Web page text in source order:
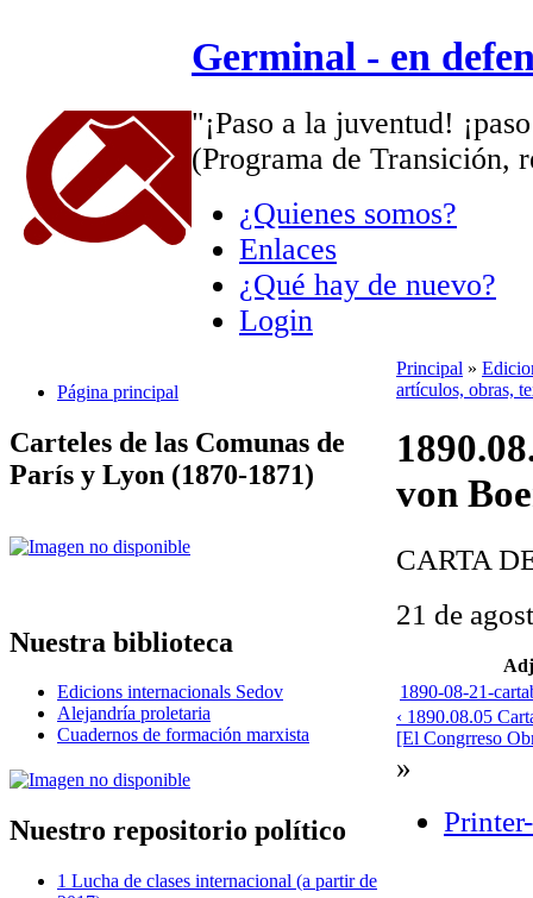
Germinal - en
"¡Paso a la juventud!
(Programa de Transición,
¿Quienes somos?
Enlaces
¿Qué hay de nuevo?
Login
Página principal
Carteles de las Comunas de
París y Lyon (1870-1871)
Nuestra biblioteca
Edicions internacionals Sedov
Alejandría proletaria
Cuadernos de formación marxista
Nuestro repositorio político
1 Lucha de clases internacional (a partir de
Principal »
artículos, obras,
von
CARTA
21 de
1890-08-21-
‹ 1890.08.05
[El Congrreso
»